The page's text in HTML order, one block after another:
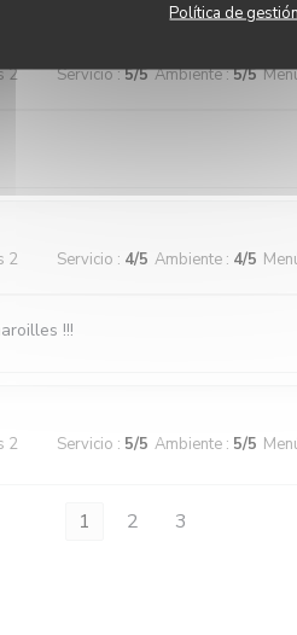
Política de
2 Servicio:5/5 Ambiente:5/5
2 Servicio : 4/5 Ambiente: 4/5
!!!
2 Servicio : 5/5 Ambiente: 5/5
1 2 3